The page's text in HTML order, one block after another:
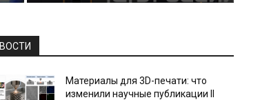
Материалы для 3D-печати: что
изменили научные публикации II